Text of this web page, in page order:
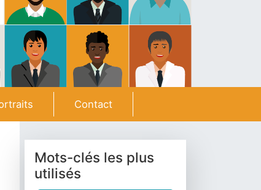
Contact
Mots-clés les plus
utilisés